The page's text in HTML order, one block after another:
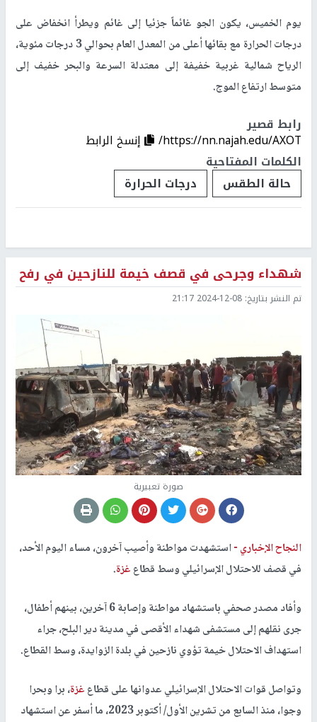
يوم الخميس، يكون الجو غائماً جزئيا إلى غائم ويطرأ انخفاض على
درجات الحرارة مع بقائها أعلى من المعدل العام بحوالي 3 درجات مئوية،
الرياح شمالية غربية خفيفة إلى معتدلة السرعة والبحر خفيف إلى
متوسط ارتفاع الموج.
رابط قصير
https://nn.najah.edu/AXOT/
إنسخ الرابط
الكلمات المفتاحية
حالة الطقس
درجات الحرارة
شهداء وجرحى في قصف خيمة للنازحين في رفح
تم النشر بتاريخ: 2024-12-08 21:17
صورة تعبيرية
النجاح الإخباري -استشهدت مواطنة وأصيب آخرون، مساء اليوم الأحد،
في قصف للاحتلال الإسرائيلي وسط قطاعغزة.
وأفاد مصدر صحفي باستشهاد مواطنة وإصابة 6 آخرين، بينهم أطفال،
جرى نقلهم إلى مستشفى شهداء الأقصى في مدينة دير البلح، جراء
استهداف الاحتلال خيمة تؤوي نازحين في بلدة الزوايدة، وسط القطاع.
وتواصل قوات الاحتلال الإسرائيلي عدوانها على قطاعغزة، برا وبحرا
وجوا، منذ السابع من تشرين الأول/ أكتوبر 2023، ما أسفر عن استشهاد